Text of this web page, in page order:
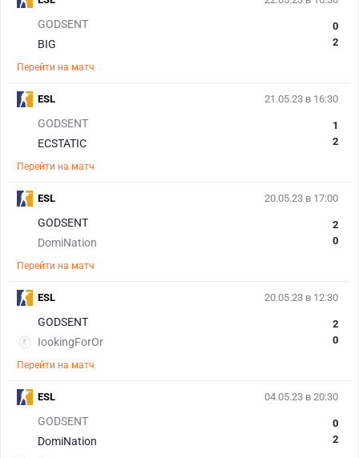
GODSENT
BIG
0
2
Перейти на матч
21.05.23 в 16:30
GODSENT
ECSTATIC
1
2
Перейти на матч
ESL
20.05.23 в 17:00
GODSENT
DomiNation
2
0
Перейти на матч
ESL
20.05.23 в 12:30
GODSENT
IookingForOr
2
0
Перейти на матч
ESL
04.05.23 в 20:30
GODSENT
DomiNation
0
2
ESL